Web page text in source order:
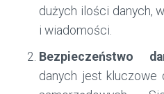
dużych ilości danych,
i wiadomości.
Bezpieczeństwo
danych jest kluczowe